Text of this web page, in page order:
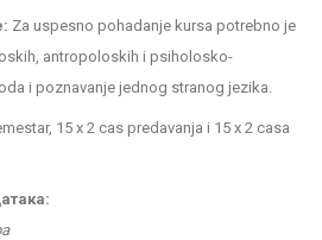
Za uspesno pohadanje kursa potrebno je
antropoloskih i psiholosko-
i poznavanje jednog stranog jezika.
15 x 2 cas predavanja i 15 x 2 casa